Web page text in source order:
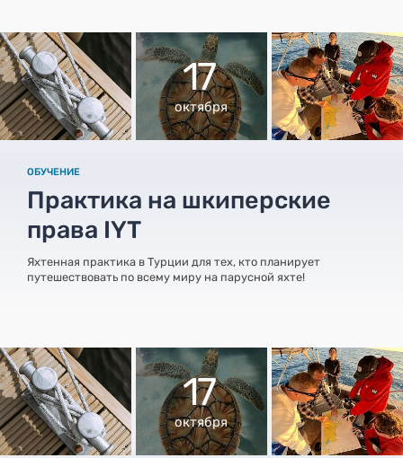
17
октября
ОБУЧЕНИЕ
Практика на шкиперские
права IYT
Яхтенная практика в Турции для тех, кто планирует
путешествовать по всему миру на парусной яхте!
17
октября